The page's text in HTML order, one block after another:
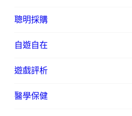
聰明採購
自遊自在
遊戲評析
醫學保健